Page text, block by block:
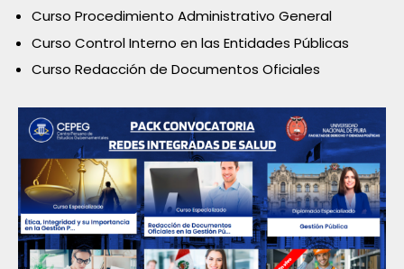
Curso Procedimiento Administrativo General
Curso Control Interno en las Entidades Públicas
Curso Redacción de Documentos Oficiales